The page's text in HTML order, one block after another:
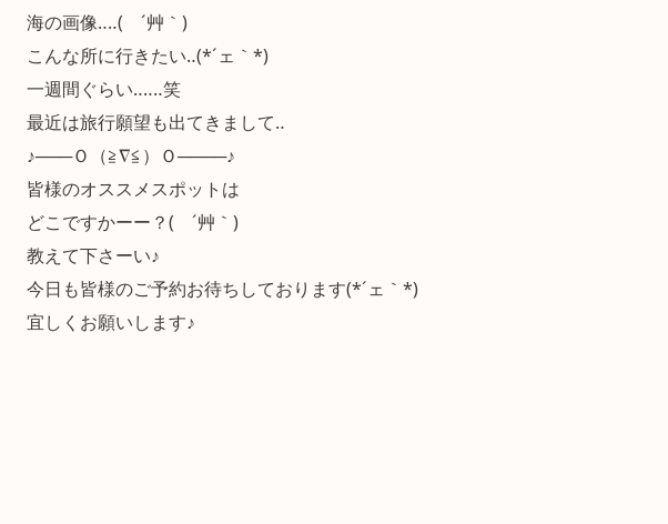
海の画像‥‥( ´艸｀)
こんな所に行きたい‥(*´ェ｀*)
一週間ぐらい‥‥‥笑
最近は旅行願望も出てきまして‥
♪───Ｏ（≧∇≦）Ｏ────♪
皆様のオススメスポットは
どこですかーー？( ´艸｀)
教えて下さーい♪
今日も皆様のご予約お待ちしております(*´ェ｀*)
宜しくお願いします♪